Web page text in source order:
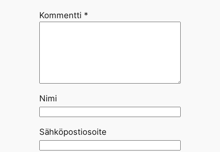
Kommentti *
Nimi
Sähköpostiosoite